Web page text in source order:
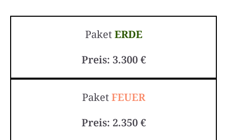
PaketERDE
Preis: 3.300 €
PaketFEUER
Preis: 2.350 €